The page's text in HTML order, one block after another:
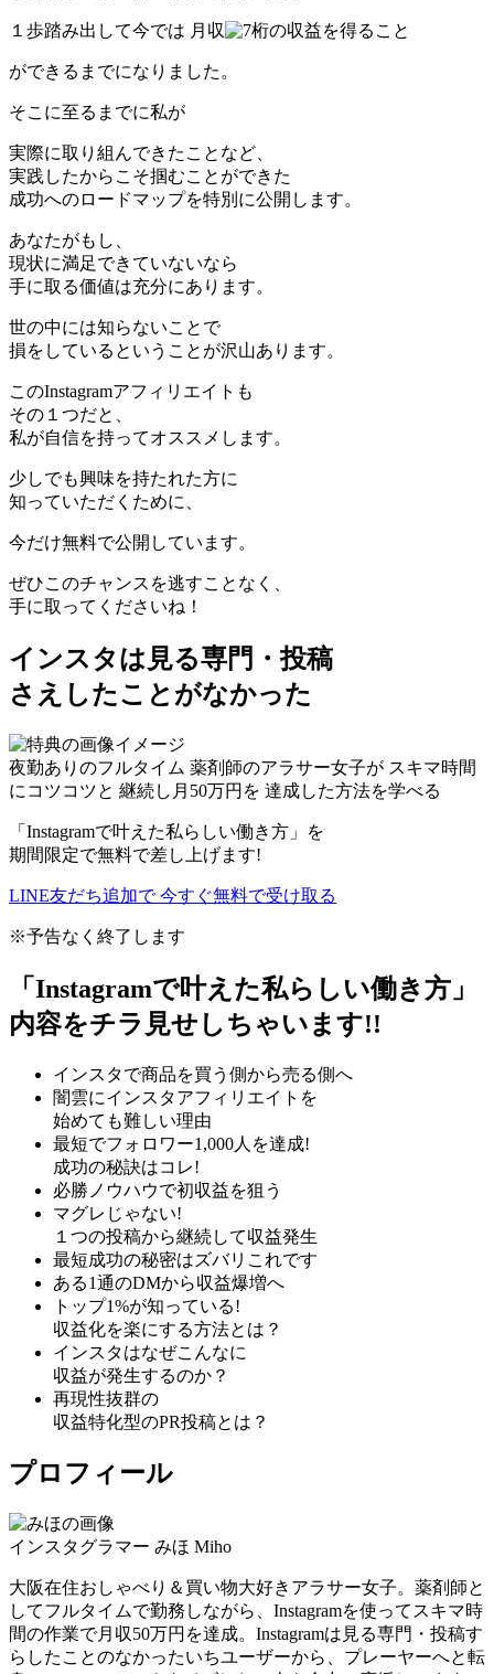
１歩踏み出して今では 月収 桁の収益を得ること
ができるまでになりました。
そこに至るまでに私が
実際に取り組んできたことなど、
実践したからこそ掴むことができた
成功へのロードマップを特別に公開 します。
あなたがもし、
現状に満足できていないなら
手に取る価値は充分にあります。
世の中には知らないことで
損をしているということが沢山あります。
このInstagramアフィリエイトも
その１つだと、
私が自信を持ってオススメします。
少しでも興味を持たれた方に
知っていただくために、
今だけ無料で公開しています。
ぜひこのチャンスを逃すことなく、
手に取ってくださいね！
インスタは見る専門・投稿
さえしたことがなかった
夜勤ありのフルタイム 薬剤師のアラサー女子が スキマ時間
にコツコツと 継続し 月 50万円 を 達成した方法を学べる
「Instagramで叶えた私らしい働き方」を
期間限定で無料で差し上げます!
LINE友だち追加で 今すぐ無料で受け取る
※予告なく終了します
「Instagramで叶えた私らしい働き方」
内容をチラ見せしちゃいます!!
インスタで商品を買う側から売る側へ
闇雲にインスタアフィリエイトを
始めても難しい理由
最短でフォロワー1,000人を達成!
成功の秘訣はコレ!
必勝ノウハウで初収益を狙う
マグレじゃない!
１つの投稿から継続して収益発生
最短成功の秘密はズバリこれです
ある1通のDMから収益爆増へ
トップ1%が知っている!
収益化を楽にする方法とは？
インスタはなぜこんなに
収益が発生するのか？
再現性抜群の
収益特化型のPR投稿とは？
プロフィール
インスタグラマー みほ Miho
大阪在住おしゃべり＆買い物大好きアラサー女子。薬剤師と
してフルタイムで勤務しながら、Instagramを使って スキマ時
間の作業で月収50万円を達成。 Instagramは見る専門・投稿す
らしたことのなかったいちユーザーから、プレーヤーへと転